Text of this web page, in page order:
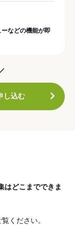
などの機能が即
し込む
はどこまでできま
ください。